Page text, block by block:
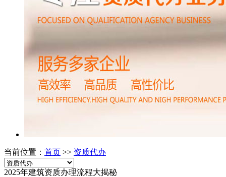
当前位置： 首页 >> 资质代办
2025年建筑资质办理流程大揭秘